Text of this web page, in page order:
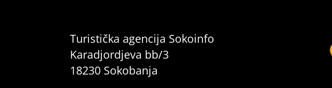
Turistička agencija Sokoinfo
Karadjordjeva bb/3
18230 Sokobanja